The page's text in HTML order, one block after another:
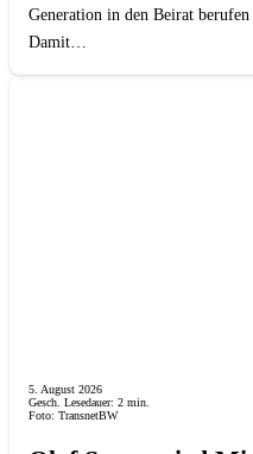
Generation in den Beirat
Damit…
5. August 2026
Gesch. Lesedauer: 2 min.
Foto: TransnetBW